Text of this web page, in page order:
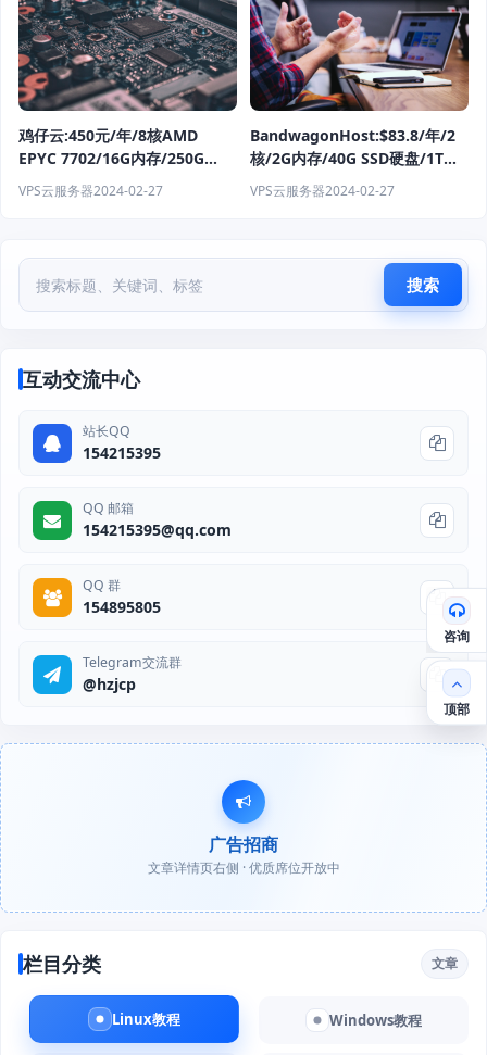
鸡仔云:450元/年/8核AMD
EPYC 7702/16G内存/250G
NVMe SSD+500G SAS硬盘/3T
流量/300Mbps端口/NAT/KVM/
VPS云服务器2024-02-27
BandwagonHost:$83.8/年/2
核/2G内存/40G SSD硬盘/1T流
量/2.5Gbps端口/大阪/洛杉矶
VPS云服务器2024-02-27
搜索
互动交流中心
站长QQ
154215395
QQ 邮箱
154215395@qq.com
QQ 群
154895805
Telegram交流群
@hzjcp
广告招商
文章详情页右侧 · 优质席位开放中
栏目分类 文章
Linux教程 Windows教程
咨询
顶部